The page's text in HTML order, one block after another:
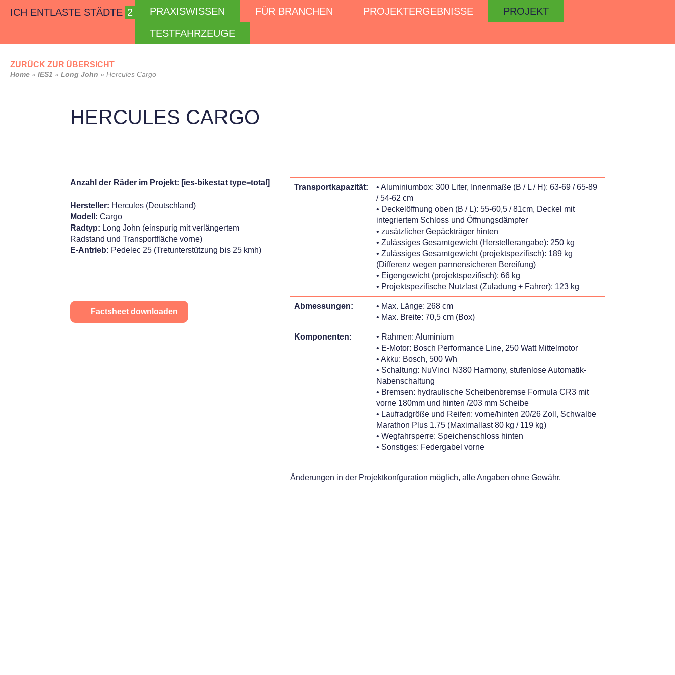
ICH ENTLASTE STÄDTE PRAXISWISSEN FÜR BRANCHEN PROJEKTERGEBNISSE
PROJEKT
TESTFAHRZEUGE
ZURÜCK ZUR ÜBERSICHT
Home » IES1 » Long John » Hercules Cargo
HERCULES CARGO
Anzahl der Räder im Projekt: [ies-bikestat type=total]
Hersteller: Hercules (Deutschland)
Modell: Cargo
Radtyp: Long John (einspurig mit verlängertem
Radstand und Transportfläche vorne)
E-Antrieb: Pedelec 25 (Tretunterstützung bis 25 kmh)
Factsheet downloaden
Transportkapazität:
• Aluminiumbox: 300 Liter, Innenmaße (B / L / H): 63-69 / 65-89
/ 54-62 cm
• Deckelöffnung oben (B / L): 55-60,5 / 81cm, Deckel mit
integriertem Schloss und Öffnungsdämpfer
• zusätzlicher Gepäckträger hinten
• Zulässiges Gesamtgewicht (Herstellerangabe): 250 kg
• Zulässiges Gesamtgewicht (projektspezifisch): 189 kg
(Differenz wegen pannensicheren Bereifung)
• Eigengewicht (projektspezifisch): 66 kg
• Projektspezifische Nutzlast (Zuladung + Fahrer): 123 kg
Abmessungen:
• Max. Länge: 268 cm
• Max. Breite: 70,5 cm (Box)
Komponenten:
• Rahmen: Aluminium
• E-Motor: Bosch Performance Line, 250 Watt Mittelmotor
• Akku: Bosch, 500 Wh
• Schaltung: NuVinci N380 Harmony, stufenlose Automatik-
Nabenschaltung
• Bremsen: hydraulische Scheibenbremse Formula CR3 mit
vorne 180mm und hinten /203 mm Scheibe
• Laufradgröße und Reifen: vorne/hinten 20/26 Zoll, Schwalbe
Marathon Plus 1.75 (Maximallast 80 kg / 119 kg)
• Wegfahrsperre: Speichenschloss hinten
• Sonstiges: Federgabel vorne
Änderungen in der Projektkonfguration möglich, alle Angaben ohne Gewähr.